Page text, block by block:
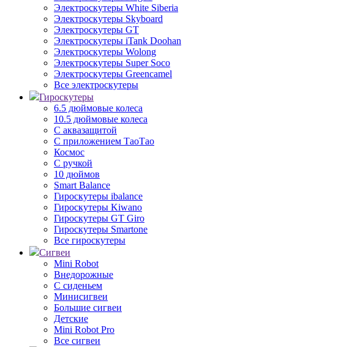
Электроскутеры White Siberia
Электроскутеры Skyboard
Электроскутеры GT
Электроскутеры iTank Doohan
Электроскутеры Wolong
Электроскутеры Super Soco
Электроскутеры Greencamel
Все электроскутеры
Гироскутеры
6.5 дюймовые колеса
10.5 дюймовые колеса
С аквазащитой
С приложением ТаоТао
Космос
С ручкой
10 дюймов
Smart Balance
Гироскутеры ibalance
Гироскутеры Kiwano
Гироскутеры GT Giro
Гироскутеры Smartone
Все гироскутеры
Сигвеи
Mini Robot
Внедорожные
С сиденьем
Минисигвеи
Большие сигвеи
Детские
Mini Robot Pro
Все сигвеи